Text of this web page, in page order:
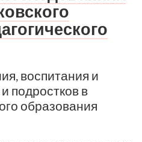
воспитания и
подростков в
образования